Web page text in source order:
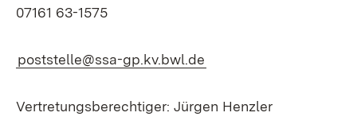
07161 63-1575
poststelle@ssa-gp.kv.bwl.de
Vertretungsberechtiger: Jürgen Henzler